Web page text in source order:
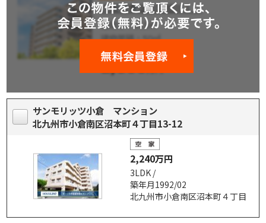
サンモリッツ小倉 マンション
北九州市小倉南区沼本町４丁目13-12
2,240万円
3LDK /
築年月1992/02
北九州市小倉南区沼本町４丁目